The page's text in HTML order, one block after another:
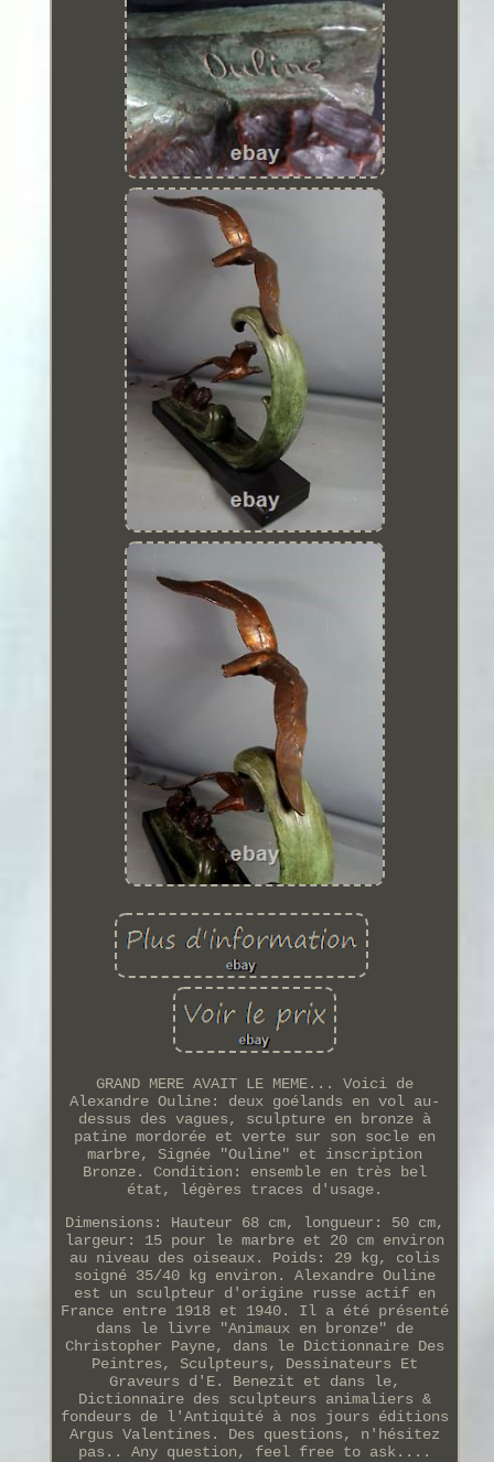
GRAND MERE AVAIT LE MEME... Voici de
Alexandre Ouline: deux goélands en vol au-
dessus des vagues, sculpture en bronze à
patine mordorée et verte sur son socle en
marbre, Signée "Ouline" et inscription
Bronze. Condition: ensemble en très bel
état, légères traces d'usage.
Dimensions: Hauteur 68 cm, longueur: 50 cm,
largeur: 15 pour le marbre et 20 cm environ
au niveau des oiseaux. Poids: 29 kg, colis
soigné 35/40 kg environ. Alexandre Ouline
est un sculpteur d'origine russe actif en
France entre 1918 et 1940. Il a été présenté
dans le livre "Animaux en bronze" de
Christopher Payne, dans le Dictionnaire Des
Peintres, Sculpteurs, Dessinateurs Et
Graveurs d'E. Benezit et dans le,
Dictionnaire des sculpteurs animaliers &
fondeurs de l'Antiquité à nos jours éditions
Argus Valentines. Des questions, n'hésitez
pas.. Any question, feel free to ask....